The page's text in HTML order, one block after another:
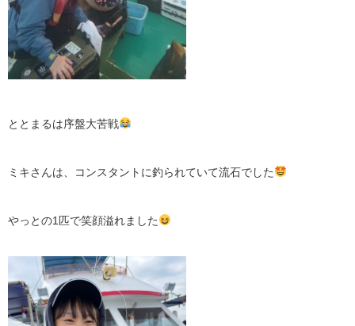
ととまるは序盤大苦戦
ミキさんは、コンスタントに釣られていて流石でした
やっとの1匹で笑顔溢れました